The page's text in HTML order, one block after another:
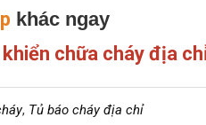
khác ngay
chữa cháy địa
, Tủ báo cháy địa chỉ